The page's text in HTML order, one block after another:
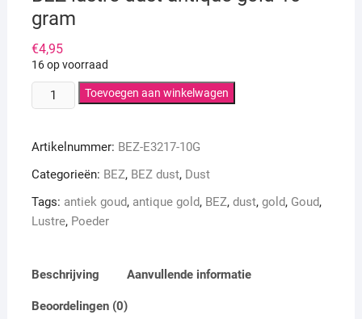
gram
€4,95
16 op voorraad
BEZ
lustre
antique
gold
gram
aantal
Toevoegen aan winkelwagen
Artikelnummer: BEZ-E3217-10G
Categorieën: BEZ, BEZ dust, Dust
Tags: antiek goud, antique gold, BEZ, dust, gold, Goud,
Lustre, Poeder
Beschrijving Aanvullende informatie
Beoordelingen (0)